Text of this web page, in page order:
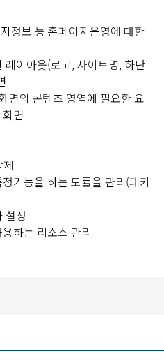
정보 등 홈페이지운영에 대한
이아웃(로고, 사이트명, 하단
면의 콘텐츠 영역에 필요한 요
면
기능을 하는 모듈을 관리(패키
설정
하는 리소스 관리